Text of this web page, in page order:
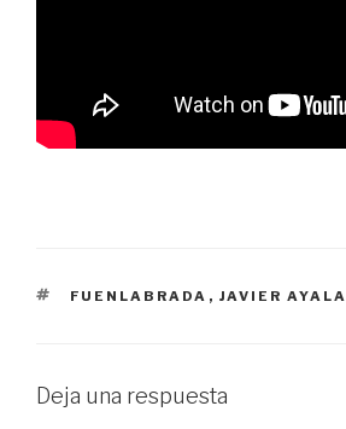
ETIQUETAS
FUENLABRADA , JAVIER AYALA
Deja una respuesta